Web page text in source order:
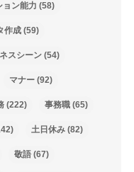
ョン能力 (58)
作成(59)
スシーン(54)
マナー(92)
(222) 事務職(65)
土日休み(82)
敬語(67)